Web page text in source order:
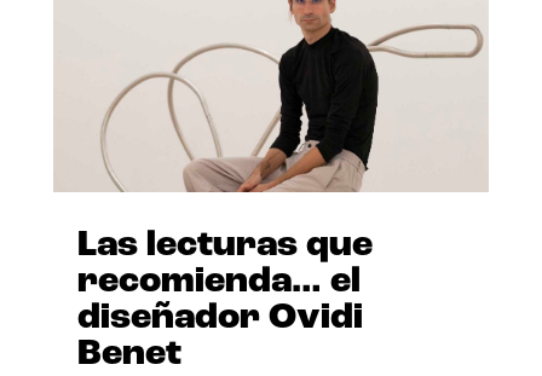
Las lecturas que
recomienda… el
diseñador Ovidi
Benet